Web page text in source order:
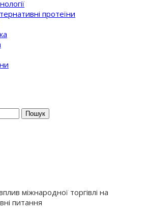
протеїни
міжнародної торгівлі на
питання